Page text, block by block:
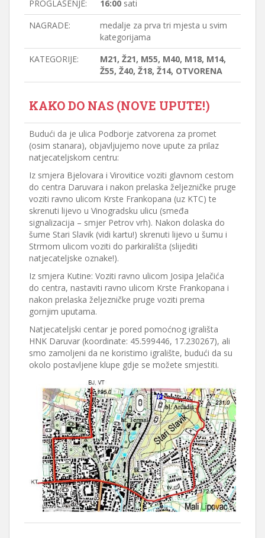
PROGLAŠENJE: 16:00 sati
NAGRADE:
medalje za prva tri mjesta u svim
kategorijama
KATEGORIJE:
M21, Ž21, M55, M40, M18, M14,
Ž55, Ž40, Ž18, Ž14, OTVORENA
KAKO DO NAS (NOVE UPUTE!)
Budući da je ulica Podborje zatvorena za promet
(osim stanara), objavljujemo nove upute za prilaz
natjecateljskom centru:
Iz smjera Bjelovara i Virovitice voziti glavnom cestom
do centra Daruvara i nakon prelaska željezničke pruge
voziti ravno ulicom Krste Frankopana (uz KTC) te
skrenuti lijevo u Vinogradsku ulicu (smeđa
signalizacija – smjer Petrov vrh). Nakon dolaska do
šume Stari Slavik (vidi kartu!) skrenuti lijevo u šumu i
Strmom ulicom voziti do parkirališta (slijediti
natjecateljske oznake!).
Iz smjera Kutine: Voziti ravno ulicom Josipa Jelačića
do centra, nastaviti ravno ulicom Krste Frankopana i
nakon prelaska željezničke pruge voziti prema
gornjim uputama.
Natjecateljski centar je pored pomoćnog igrališta
HNK Daruvar (koordinate: 45.599446, 17.230267), ali
smo zamoljeni da ne koristimo igralište, budući da su
okolo postavljene klupe gdje se možete smjestiti.